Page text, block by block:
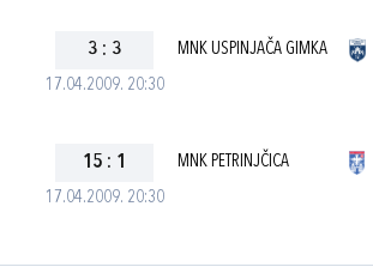
17.04.2009. 20:30
3 : 3 MNK USPINJAČA GIMKA
17.04.2009. 20:30
15 : 1 MNK PETRINJČICA